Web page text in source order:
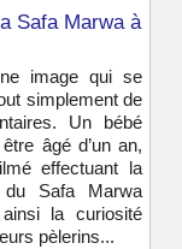
Safa Marwa à
image qui se
simplement de
Un bébé
âgé d’un an,
effectuant la
du Safa Marwa
la curiosité
pèlerins...